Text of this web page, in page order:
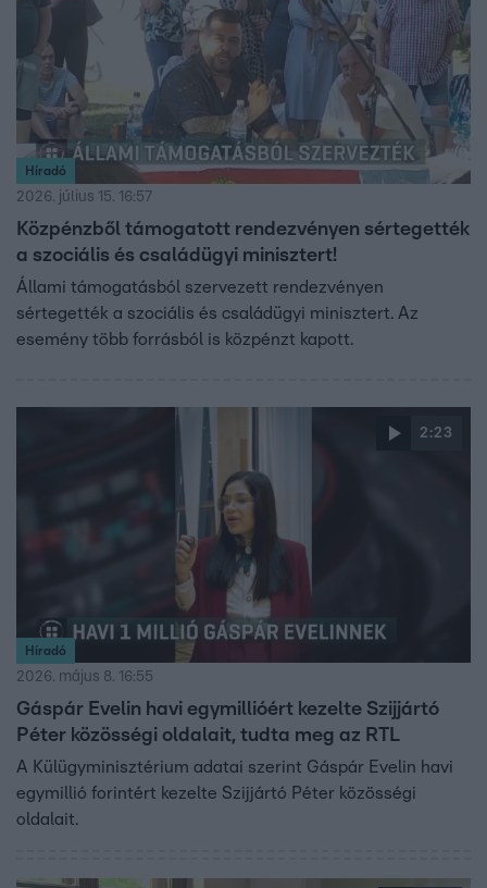
Híradó
2026. július 15. 16:57
Közpénzből támogatott rendezvényen sértegették
a szociális és családügyi minisztert!
Állami támogatásból szervezett rendezvényen
sértegették a szociális és családügyi minisztert. Az
esemény több forrásból is közpénzt kapott.
2:23
Híradó
2026. május 8. 16:55
Gáspár Evelin havi egymillióért kezelte Szijjártó
Péter közösségi oldalait, tudta meg az RTL
A Külügyminisztérium adatai szerint Gáspár Evelin havi
egymillió forintért kezelte Szijjártó Péter közösségi
oldalait.